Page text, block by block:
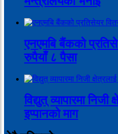
एनएमबि बैंकको
रुपैयाँ ८ पैसा
विद्युत् व्यापारमा
इप्पानको माग